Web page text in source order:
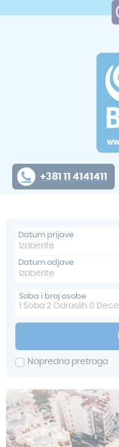
+381 11 4141411
Datum prijave
Datum odjave
Soba i broj osobe
Soba 2 Odraslih 0 Dece
Napredna pretraga